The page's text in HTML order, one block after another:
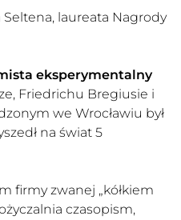
laureata Nagrody
eksperymentalny
Friedrichu Bregiusie i
we Wrocławiu był
na świat 5
firmy zwanej „kółkiem
czasopism,